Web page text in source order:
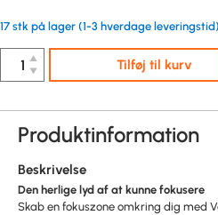
17 stk på lager (1-3 hverdage leveringstid)
▲
▼
Tilføj til kurv
Produktinformation
Beskrivelse
Den herlige lyd af at kunne fokusere
Skab en fokuszone omkring dig med